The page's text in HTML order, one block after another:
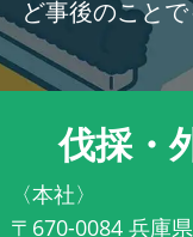
ど事後のこと
伐採・
〈本社〉
〒670-0084 兵庫